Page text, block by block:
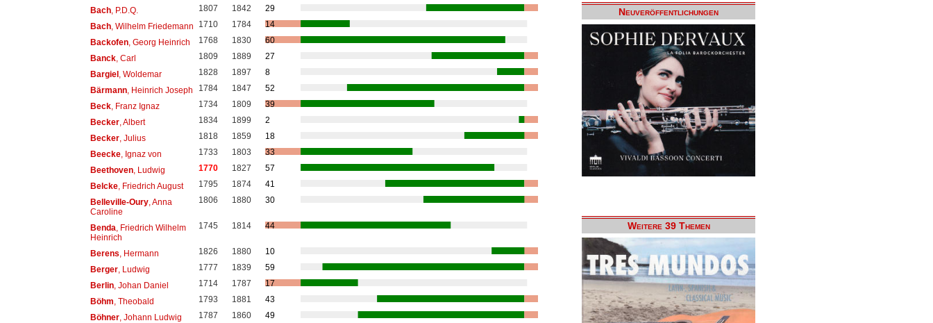
Bach, P.D.Q. 1807 1842
29
Bach, Wilhelm Friedemann 1710 1784
14
Backofen, Georg Heinrich 1768 1830
60
Banck, Carl 1809 1889
27
Bargiel, Woldemar 1828 1897
8
Bärmann, Heinrich Joseph 1784 1847
52
Beck, Franz Ignaz 1734 1809
39
Becker, Albert 1834 1899
2
Becker, Julius 1818 1859
18
Beecke, Ignaz von 1733 1803
33
Beethoven, Ludwig 1770 1827
57
Belcke, Friedrich August 1795 1874
41
Belleville-Oury, Anna
Caroline
1806 1880 30
Benda , Friedrich Wilhelm
Heinrich
1745 1814 44
Berens , Hermann 1826 1880
10
Berger, Ludwig 1777 1839
59
Berlin, Johan Daniel 1714 1787
17
Böhm , Theobald 1793 1881
43
Böhner, Johann Ludwig 1787 1860
49
Neuveröffentlichungen
Weitere 39 Themen